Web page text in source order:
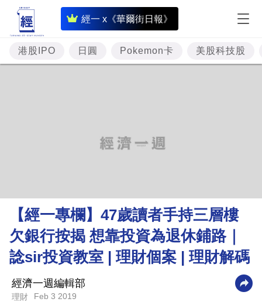
經一 x《華爾街日報》
即
時
財
經
理
財
商
業
科
技
港股IPO 日圓 Pokemon卡 美股科技股
【經一專欄】47歲讀者手持三層樓
欠銀行按揭 想靠投資為退休鋪路｜
諗sir投資教室 | 理財個案 | 理財解碼
經濟一週編輯部
理財 Feb 3 2019